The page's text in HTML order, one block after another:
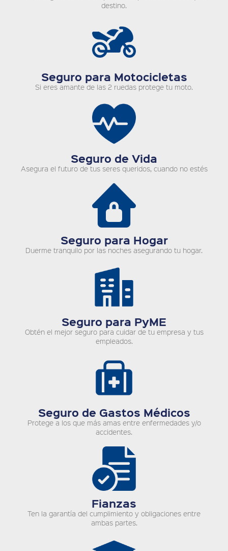
destino.
Seguro para Motocicletas
Si eres amante de las 2 ruedas protege tu moto.
Seguro de Vida
Asegura el futuro de tus seres queridos, cuando no estés
Seguro para Hogar
Duerme tranquilo por las noches asegurando tu hogar.
Seguro para PyME
Obtén el mejor seguro para cuidar de tu empresa y tus
empleados.
Seguro de Gastos Médicos
Protege a los que más amas entre enfermedades y/o
accidentes.
Fianzas
Ten la garantía del cumplimiento y obligaciones entre
ambas partes.